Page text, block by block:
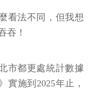
看法不同，但我想
吞！
市都更處統計數據
實施到2025年止，